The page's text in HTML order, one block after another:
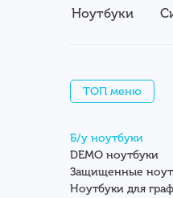
Ноутбуки
ТОП меню
Б/у ноутбуки
DEMO ноутбуки
Защищенные
Ноутбуки для